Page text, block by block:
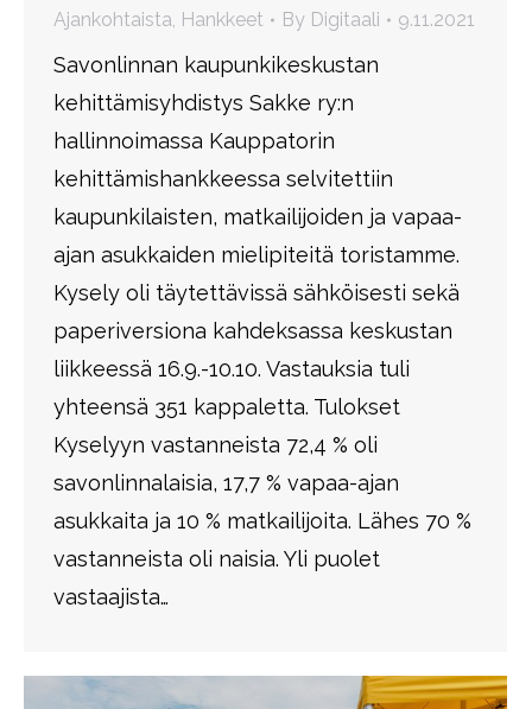
Ajankohtaista, Hankkeet By Digitaali 9.11.2021
Savonlinnan kaupunkikeskustan
kehittämisyhdistys Sakke ry:n
hallinnoimassa Kauppatorin
kehittämishankkeessa selvitettiin
kaupunkilaisten, matkailijoiden ja vapaa-
ajan asukkaiden mielipiteitä toristamme.
Kysely oli täytettävissä sähköisesti sekä
paperiversiona kahdeksassa keskustan
liikkeessä 16.9.-10.10. Vastauksia tuli
yhteensä 351 kappaletta. Tulokset
Kyselyyn vastanneista 72,4 % oli
savonlinnalaisia, 17,7 % vapaa-ajan
asukkaita ja 10 % matkailijoita. Lähes 70 %
vastanneista oli naisia. Yli puolet
vastaajista…